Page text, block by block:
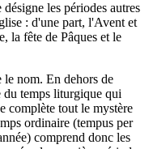
les périodes autres
: d'une part, l'Avent et
la fête de Pâques et le
nom. En dehors de
du temps liturgique qui
complète tout le mystère
ordinaire (tempus per
comprend donc les